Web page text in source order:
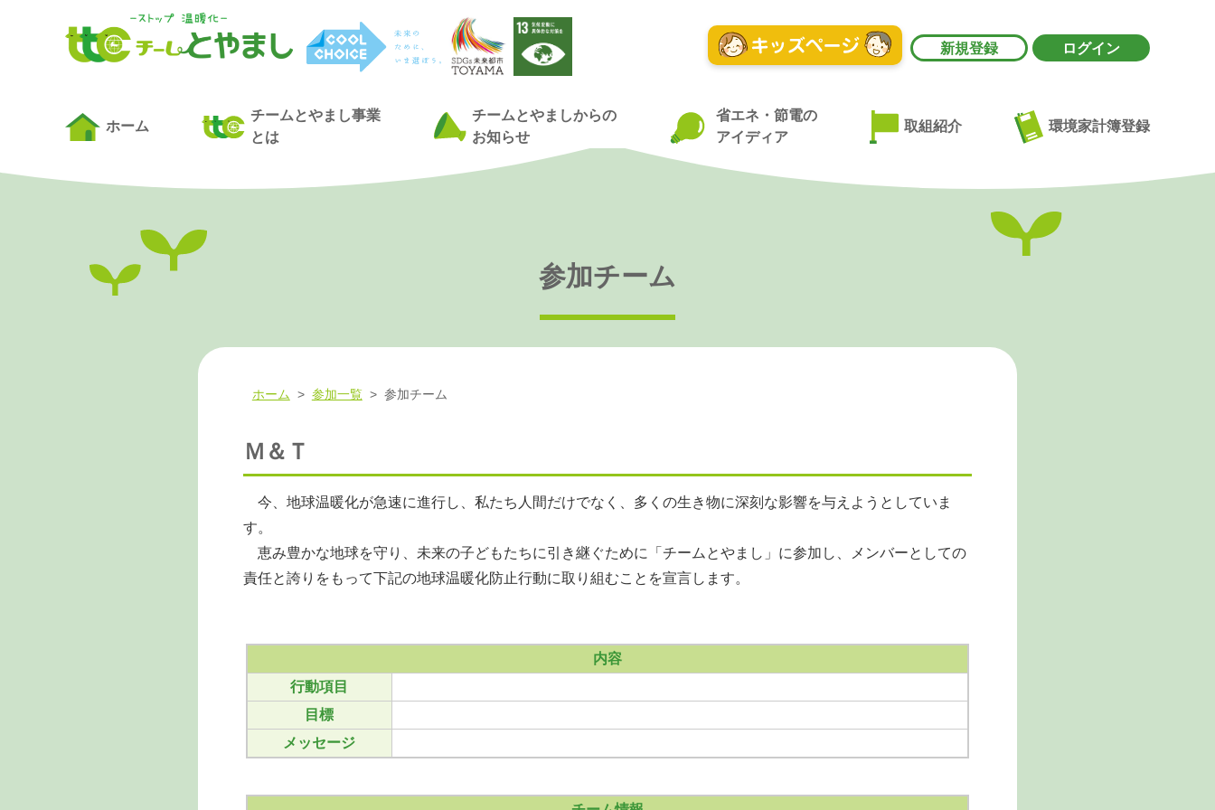
新規登録 ログイン
ホーム
チームとやまし事業
とは
チームとやましからの
お知らせ
省エネ・節電の
アイディア
取組紹介 環境家計簿登録
参加チーム
ホーム > 参加一覧> 参加チーム
Ｍ＆Ｔ
今、地球温暖化が急速に進行し、私たち人間だけでなく、多くの生き物に深刻な影響を与えようとしていま
す。
恵み豊かな地球を守り、未来の子どもたちに引き継ぐために「チームとやまし」に参加し、メンバーとしての
責任と誇りをもって下記の地球温暖化防止行動に取り組むことを宣言します。
内容
行動項目
目標
メッセージ